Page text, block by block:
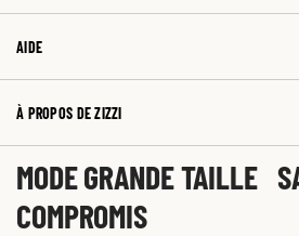
AIDE
À PROPOS DE ZIZZI
MODE GRANDE TAILLE
COMPROMIS